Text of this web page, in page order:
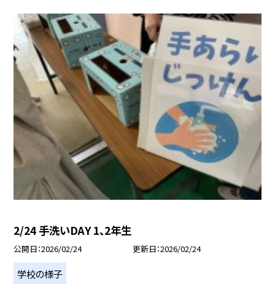
2/24 手洗いDAY 1、2年生
公開日 2026/02/24 更新日 2026/02/24
学校の様子